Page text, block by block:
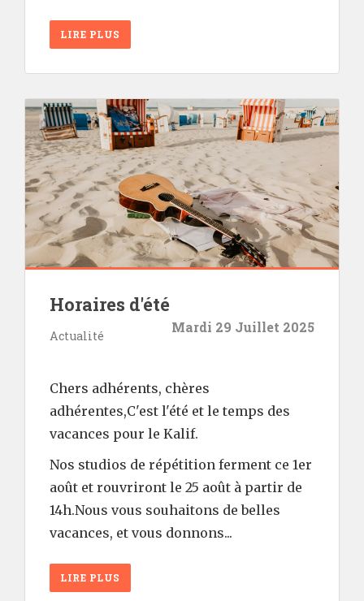
LIRE PLUS
Horaires d'été
Actualité
Mardi 29 Juillet 2025
Chers adhérents, chères
adhérentes,C'est l'été et le temps des
vacances pour le Kalif.
Nos studios de répétition ferment ce 1er
août et rouvriront le 25 août à partir de
14h.Nous vous souhaitons de belles
vacances, et vous donnons...
LIRE PLUS